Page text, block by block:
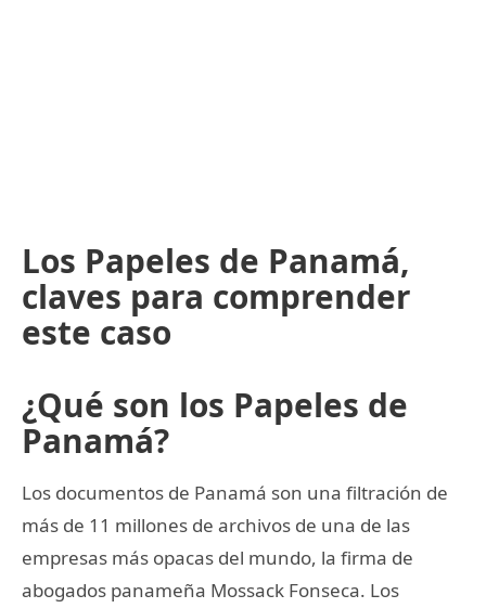
Los Papeles de Panamá,
claves para comprender
este caso
¿Qué son los Papeles de
Panamá?
Los documentos de Panamá son una filtración de
más de 11 millones de archivos de una de las
empresas más opacas del mundo, la firma de
abogados panameña Mossack Fonseca. Los